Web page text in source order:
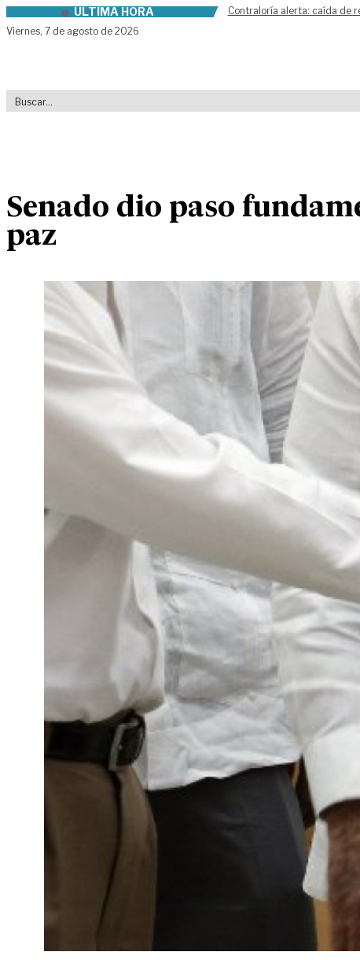
Skip to contentÚLTIMA HORA
Contraloría alerta: caída de
Viernes, 7 de agosto de 2026
Senado dio paso
paz